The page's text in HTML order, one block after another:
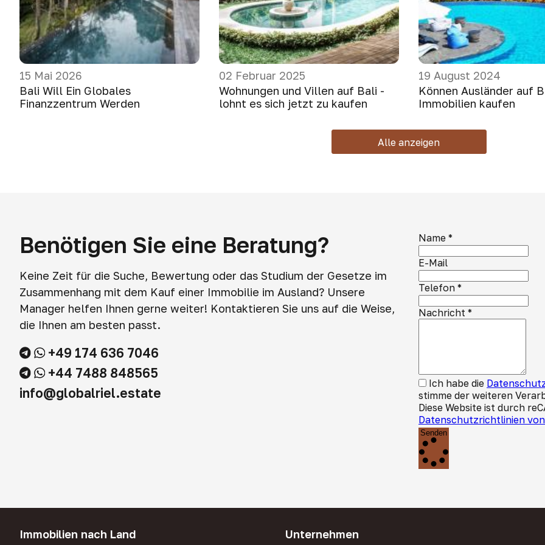
15 Mai 2026
Bali Will Ein Globales
Finanzzentrum Werden
02 Februar 2025
Wohnungen und Villen auf Bali -
lohnt es sich jetzt zu kaufen
19 August 2024
Können Ausländer auf
Immobilien kaufen
Alle anzeigen
Benötigen Sie eine Beratung?
Keine Zeit für die Suche, Bewertung oder das Studium der Gesetze im
Zusammenhang mit dem Kauf einer Immobilie im Ausland? Unsere
Manager helfen Ihnen gerne weiter! Kontaktieren Sie uns auf die Weise,
die Ihnen am besten passt.
+49 174 636 7046
+44 7488 848565
info@globalriel.estate
Name *
E-Mail
Telefon *
Nachricht *
Ich habe die
stimme der weiteren
Diese Website ist durch
Datenschutzrichtlinien
Senden
Immobilien nach Land Unternehmen